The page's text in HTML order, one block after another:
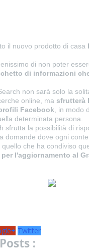
il nuovo prodotto di casa
di non poter
di informazioni
non sarà solo la
online, ma sfrutterà
Facebook , in modo
determinata persona.
sfrutta la possibilità di
domande dove ogni
che ha condiviso
l'aggiornamento al
Twitter
: